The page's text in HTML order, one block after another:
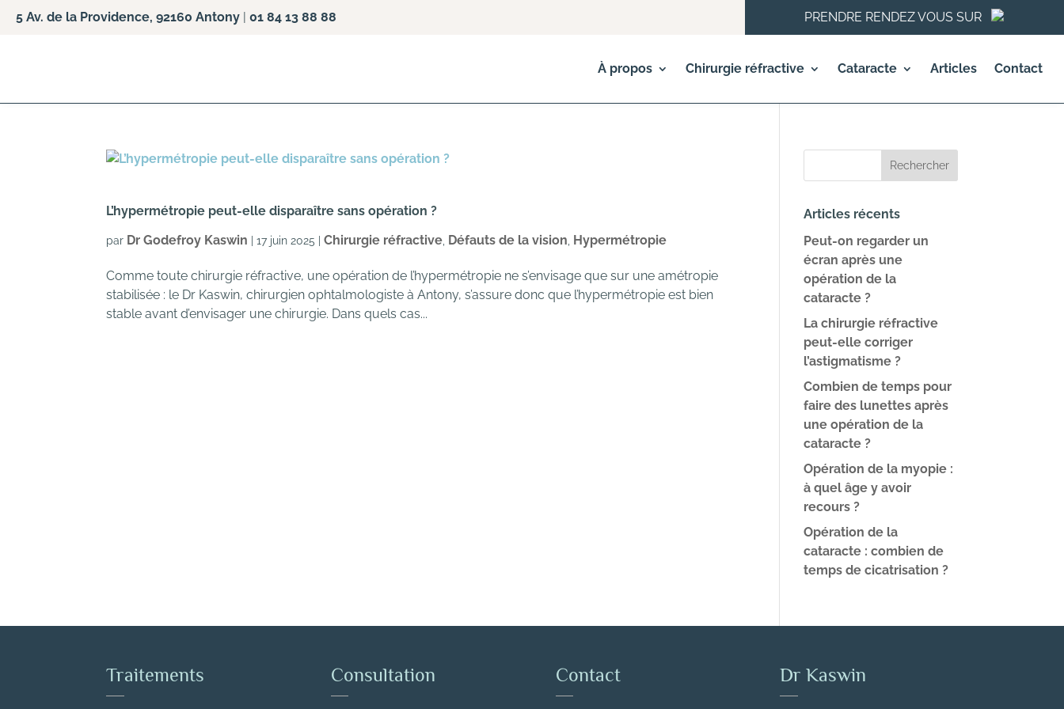
5 Av. de la Providence, 92160 Antony | 01 84 13 88 88 PRENDRE RENDEZ VOUS SUR
À propos Chirurgie réfractive Cataracte Articles Contact
L’hypermétropie peut-elle disparaître sans opération ?
par Dr Godefroy Kaswin |17 juin 2025 |Chirurgie réfractive Défauts de la vision Hypermétropie
Comme toute chirurgie réfractive, une opération de l’hypermétropie ne s’envisage que sur une amétropie
stabilisée : le Dr Kaswin, chirurgien ophtalmologiste à Antony, s’assure donc que l’hypermétropie est bien
stable avant d’envisager une chirurgie. Dans quels cas...
Articles récents
Peut-on regarder un
écran après une
opération de la
cataracte ?
La chirurgie réfractive
peut-elle corriger
l’astigmatisme ?
Combien de temps pour
faire des lunettes après
une opération de la
cataracte ?
Opération de la myopie :
à quel âge y avoir
recours ?
Opération de la
cataracte : combien de
temps de cicatrisation ?
Traitements Consultation Contact Dr Kaswin